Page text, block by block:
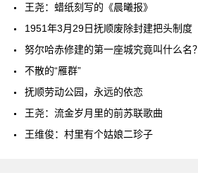
王尧：蜡纸刻写的《晨曦报》
1951年3月29日抚顺废除封建把头制度
努尔哈赤修建的第一座城究竟叫什么名？
不散的“雁群”
抚顺劳动公园，永远的依恋
王尧：流金岁月里的前苏联歌曲
王维俊：村里有个姑娘二珍子